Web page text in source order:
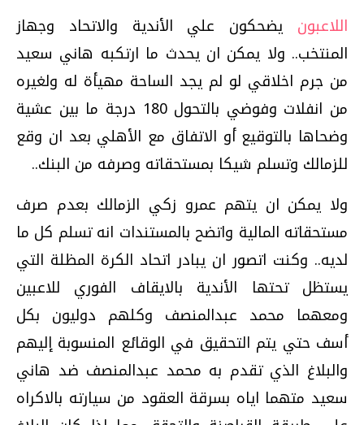
اللاعبون يضحكون علي الأندية والاتحاد وجهاز
المنتخب.. ولا يمكن ان يحدث ما ارتكبه هاني سعيد
من جرم اخلاقي لو لم يجد الساحة مهيأة له ولغيره
من انفلات وفوضي بالتحول 180 درجة ما بين عشية
وضحاها بالتوقيع أو الاتفاق مع الأهلي بعد ان وقع
للزمالك وتسلم شيكا بمستحقاته وصرفه من البنك..
ولا يمكن ان يتهم عمرو زكي الزمالك بعدم صرف
مستحقاته المالية واتضح بالمستندات انه تسلم كل ما
لديه.. وكنت اتصور ان يبادر اتحاد الكرة المظلة التي
يستظل تحتها الأندية بالايقاف الفوري للاعبين
ومعهما محمد عبدالمنصف وكلهم دوليون ­بكل
أسف­ حتي يتم التحقيق في الوقائع المنسوبة إليهم
والبلاغ الذي تقدم به محمد عبدالمنصف ضد هاني
سعيد متهما اياه بسرقة العقود من سيارته بالاكراه